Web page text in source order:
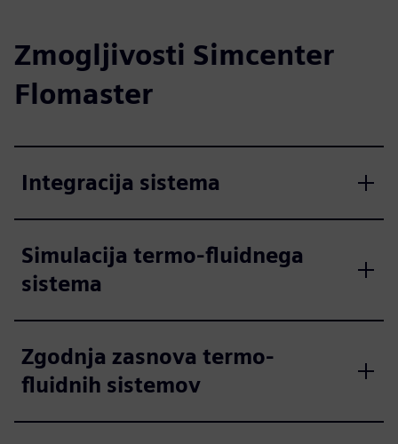
Zmogljivosti Simcenter
Flomaster
Integracija sistema
Simulacija termo-fluidnega
sistema
Zgodnja zasnova termo-
fluidnih sistemov